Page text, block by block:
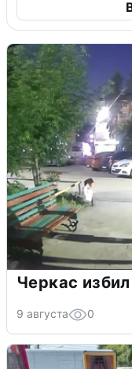
Черкас
9 августа 0